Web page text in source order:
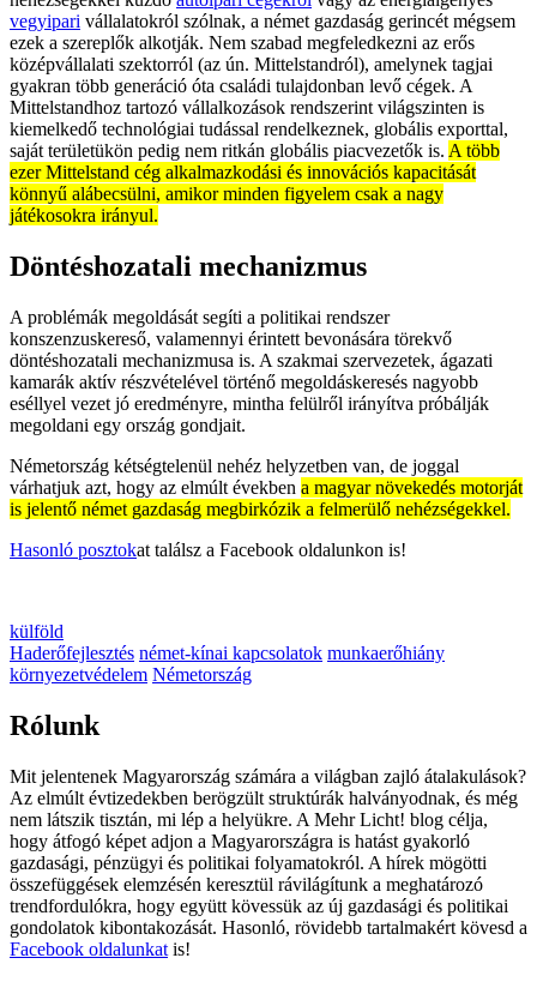
vegyipari vállalatokról szólnak, a német gazdaság gerincét mégsem
ezek a szereplők alkotják. Nem szabad megfeledkezni az erős
középvállalati szektorról (az ún. Mittelstandról), amelynek tagjai
gyakran több generáció óta családi tulajdonban levő cégek. A
Mittelstandhoz tartozó vállalkozások rendszerint világszinten is
kiemelkedő technológiai tudással rendelkeznek, globális exporttal,
saját területükön pedig nem ritkán globális piacvezetők is. A több
ezer Mittelstand cég alkalmazkodási és innovációs kapacitását
könnyű alábecsülni, amikor minden figyelem csak a nagy
játékosokra irányul.
Döntéshozatali mechanizmus
A problémák megoldását segíti a politikai rendszer
konszenzuskereső, valamennyi érintett bevonására törekvő
döntéshozatali mechanizmusa is. A szakmai szervezetek, ágazati
kamarák aktív részvételével történő megoldáskeresés nagyobb
eséllyel vezet jó eredményre, mintha felülről irányítva próbálják
megoldani egy ország gondjait.
Németország kétségtelenül nehéz helyzetben van, de joggal
várhatjuk azt, hogy az elmúlt években a magyar növekedés motorját
is jelentő német gazdaság megbirkózik a felmerülő nehézségekkel.
Hasonló posztokat találsz a Facebook oldalunkon is!
külföld
Haderőfejlesztés német-kínai kapcsolatok munkaerőhiány
környezetvédelem Németország
Rólunk
Mit jelentenek Magyarország számára a világban zajló átalakulások?
Az elmúlt évtizedekben berögzült struktúrák halványodnak, és még
nem látszik tisztán, mi lép a helyükre. A Mehr Licht! blog célja,
hogy átfogó képet adjon a Magyarországra is hatást gyakorló
gazdasági, pénzügyi és politikai folyamatokról. A hírek mögötti
összefüggések elemzésén keresztül rávilágítunk a meghatározó
trendfordulókra, hogy együtt kövessük az új gazdasági és politikai
gondolatok kibontakozását. Hasonló, rövidebb tartalmakért kövesd a
Facebook oldalunkat is!